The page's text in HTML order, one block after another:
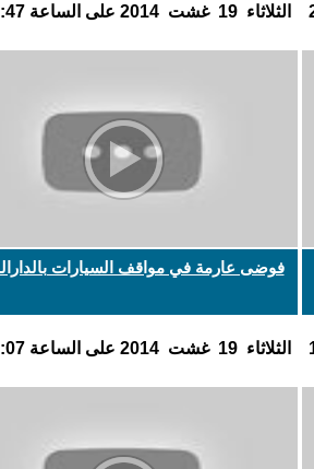
الثلاثاء 19 غشت 2014 على الساعة 21:11:47
فوضى عارمة في مواقف السيارات
الثلاثاء 19 غشت 2014 على الساعة 15:52:07